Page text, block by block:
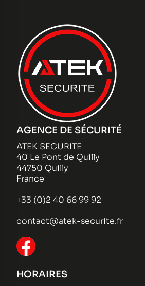
AGENCE DE SÉCURITÉ
ATEK SECURITE
40 Le Pont de Quilly
44750 Quilly
France
+33 (0)2 40 66 99 92
contact@atek-securite.fr
HORAIRES